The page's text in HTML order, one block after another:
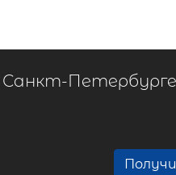
Санкт-